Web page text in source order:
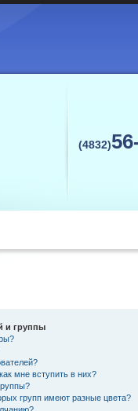
(4832)
и группы
мне вступить в них?
групп имеют разные цвета?